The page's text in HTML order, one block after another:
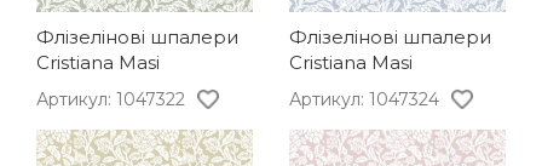
Флізелінові шпалери
Cristiana Masi
Артикул: 1047322
Флізелінові шпалери
Cristiana Masi
Артикул: 1047324